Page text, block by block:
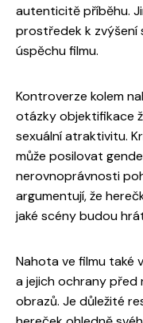
autenticitě příběhu.
prostředek k zvýšení
úspěchu filmu.
Kontroverze kolem
otázky objektifikace
sexuální atraktivitu.
může posilovat
nerovnoprávnosti
argumentují, že
jaké scény budou
Nahota ve filmu také
a jejich ochrany před
obrazů. Je důležité